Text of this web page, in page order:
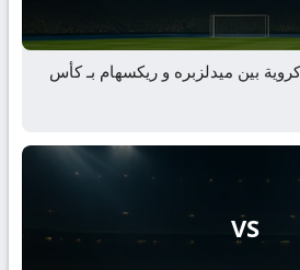
بين ميدلزبره و ريكسهام بـ كأس
VS